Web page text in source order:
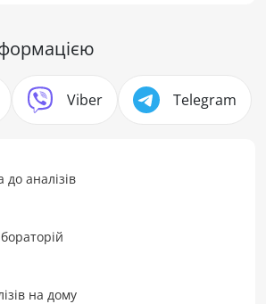
Viber Telegram
до аналізів
на дому